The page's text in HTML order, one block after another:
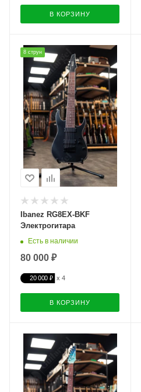
В КОРЗИНУ
8 струн
Ibanez RG8EX-BKF
Электрогитара
Есть в наличии
80 000 ₽
20 000 ₽
В КОРЗИНУ